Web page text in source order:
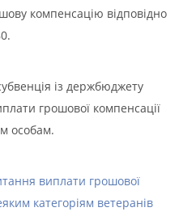
компенсацію відповідно
із держбюджету
грошової компенсації
особам.
виплати грошової
категоріям ветеранів